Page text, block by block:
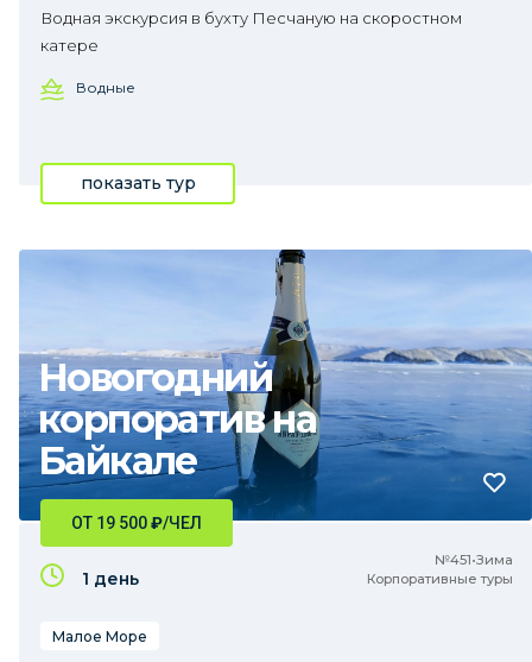
Водная экскурсия в бухту Песчаную на скоростном
катере
Водные
показать тур
Новогодний
корпоратив на
Байкале
№451•Зима
Корпоративные туры
ОТ 19 500₽/ЧЕЛ
1 день
Малое Море